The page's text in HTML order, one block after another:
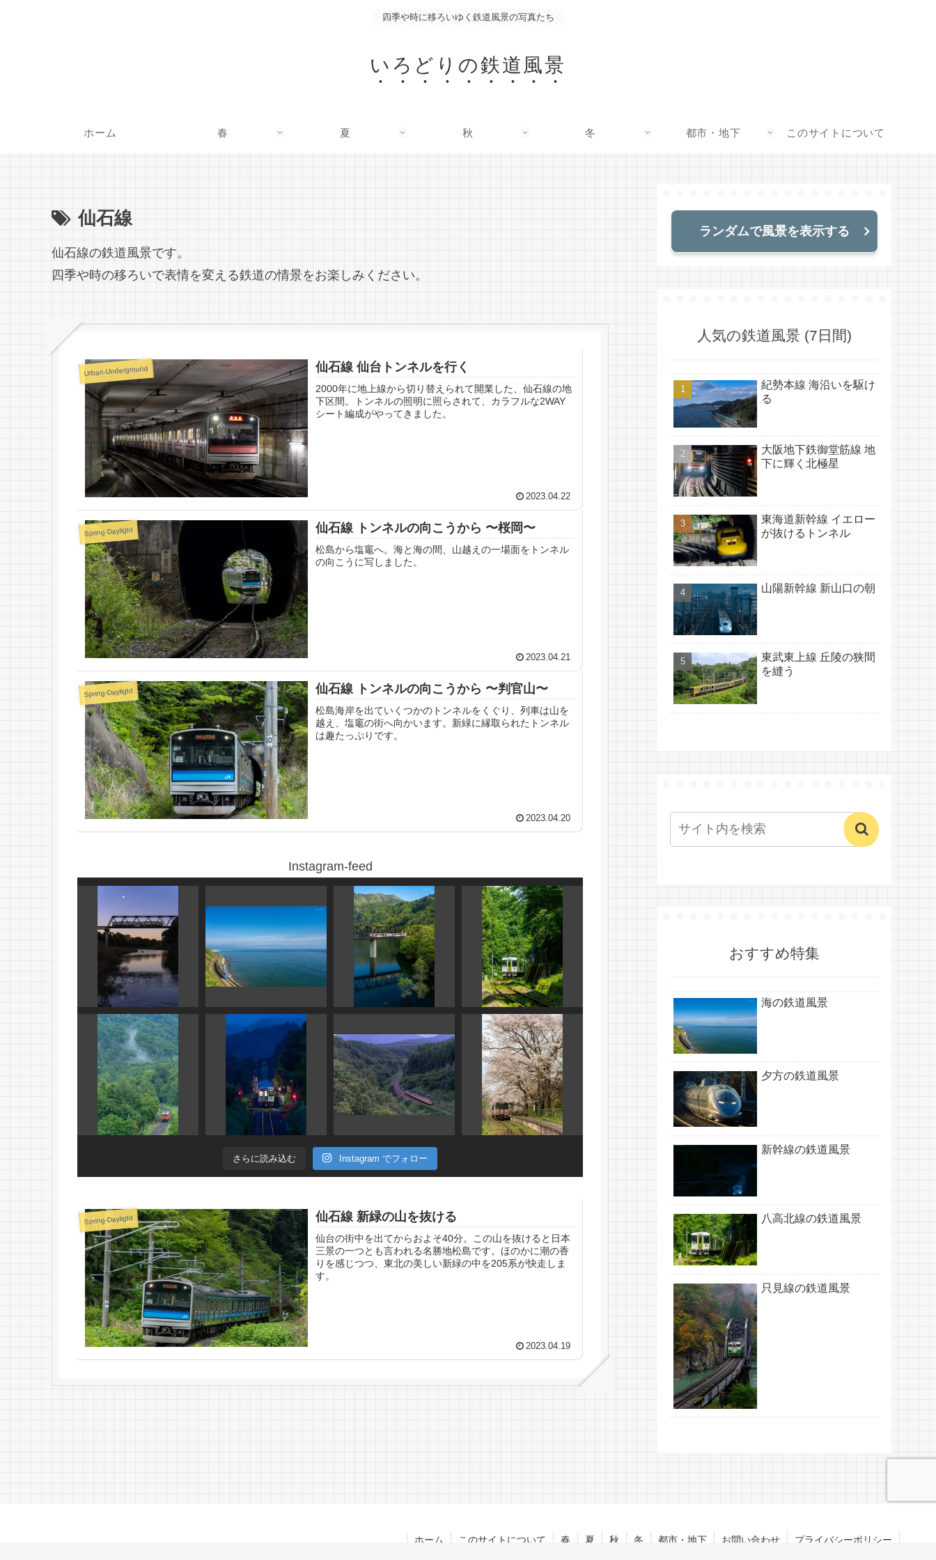
四季や時に移ろいゆく鉄道風景の写真たち
いろどりの鉄道風景
ホーム 春 夏 秋 冬 都市・地下 このサイトについて
仙石線
仙石線の鉄道風景です。
四季や時の移ろいで表情を変える鉄道の情景をお楽しみください。
Urban-Underground 仙石線 仙台トンネルを行く
2000年に地上線から切り替えられて開業した、仙石線の地
下区間。トンネルの照明に照らされて、カラフルな2WAY
シート編成がやってきました。
2023.04.22
Spring-Daylight 仙石線 トンネルの向こうから 〜桜岡〜
松島から塩竈へ。海と海の間、山越えの一場面をトンネル
の向こうに写しました。
2023.04.21
Spring-Daylight 仙石線 トンネルの向こうから 〜判官山〜
松島海岸を出ていくつかのトンネルをくぐり、列車は山を
越え、塩竈の街へ向かいます。新緑に縁取られたトンネル
は趣たっぷりです。
2023.04.20
Instagram-feed
さらに読み込む Instagram でフォロー
Spring-Daylight 仙石線 新緑の山を抜ける
仙台の街中を出てからおよそ40分。この山を抜けると日本
三景の一つとも言われる名勝地松島です。ほのかに潮の香
りを感じつつ、東北の美しい新緑の中を205系が快走しま
す。
2023.04.19
ランダムで風景を表示する
人気の鉄道風景 (7日間)
紀勢本線 海沿いを駆け
る
大阪地下鉄御堂筋線 地
下に輝く北極星
東海道新幹線 イエロー
が抜けるトンネル
山陽新幹線 新山口の朝
東武東上線 丘陵の狭間
を縫う
おすすめ特集
海の鉄道風景
夕方の鉄道風景
新幹線の鉄道風景
八高北線の鉄道風景
只見線の鉄道風景
ホーム このサイトについて 春 夏 秋 冬 都市・地下 お問い合わせ プライバシーポリシー